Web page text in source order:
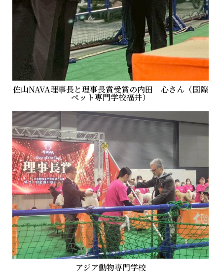
佐山NAVA理事長と理事長賞受賞の内田 心さん（国際
ペット専門学校福井）
アジア動物専門学校